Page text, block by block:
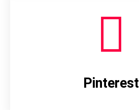
Pinterest